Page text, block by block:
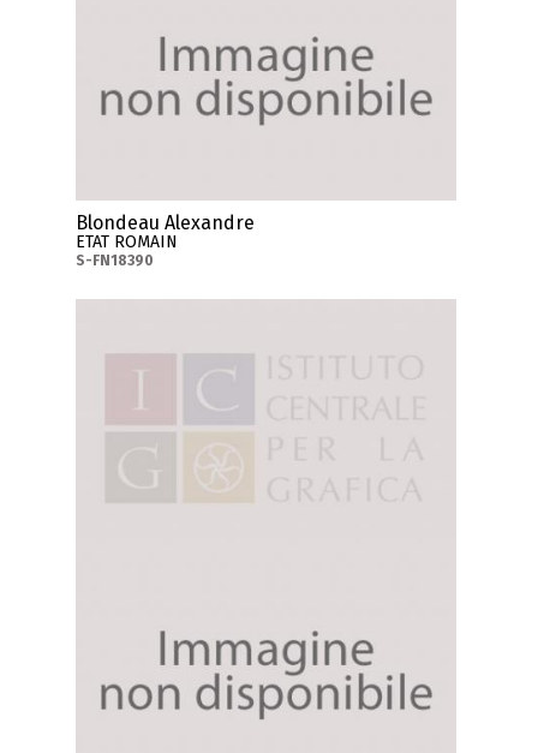
Blondeau Alexandre
ETAT ROMAIN
S-FN18390